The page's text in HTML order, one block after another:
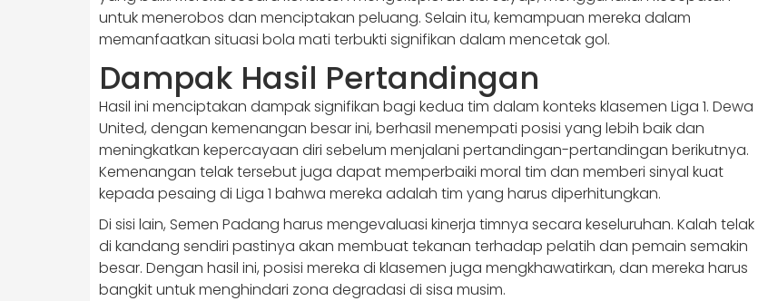
untuk menerobos dan menciptakan peluang. Selain itu, kemampuan mereka dalam
memanfaatkan situasi bola mati terbukti signifikan dalam mencetak gol.
Dampak Hasil Pertandingan
Hasil ini menciptakan dampak signifikan bagi kedua tim dalam konteks klasemen Liga 1. Dewa
United, dengan kemenangan besar ini, berhasil menempati posisi yang lebih baik dan
meningkatkan kepercayaan diri sebelum menjalani pertandingan-pertandingan berikutnya.
Kemenangan telak tersebut juga dapat memperbaiki moral tim dan memberi sinyal kuat
kepada pesaing di Liga 1 bahwa mereka adalah tim yang harus diperhitungkan.
Di sisi lain, Semen Padang harus mengevaluasi kinerja timnya secara keseluruhan. Kalah telak
di kandang sendiri pastinya akan membuat tekanan terhadap pelatih dan pemain semakin
besar. Dengan hasil ini, posisi mereka di klasemen juga mengkhawatirkan, dan mereka harus
bangkit untuk menghindari zona degradasi di sisa musim.